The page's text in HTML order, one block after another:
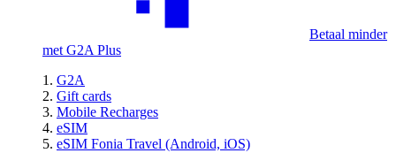
Betaal minder
met G2A Plus
G2A
Gift cards
Mobile Recharges
eSIM
eSIM Fonia Travel (Android, iOS)